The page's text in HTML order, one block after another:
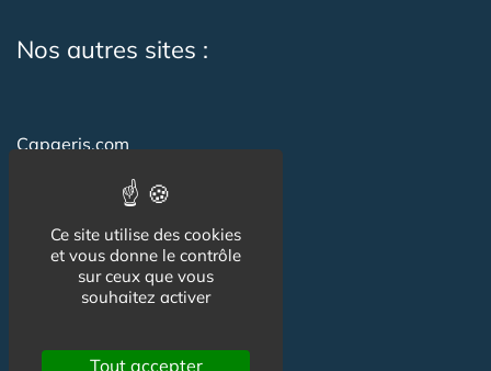
Nos autres sites :
Capgeris.com
Seniorissimmo.com
Emploi-formation-sante.com
Aidant.info
Creche-et-naissance.com
Co-Living & Co-Working
Ce site utilise des cookies
et vous donne le contrôle
sur ceux que vous
souhaitez activer
Tout accepter